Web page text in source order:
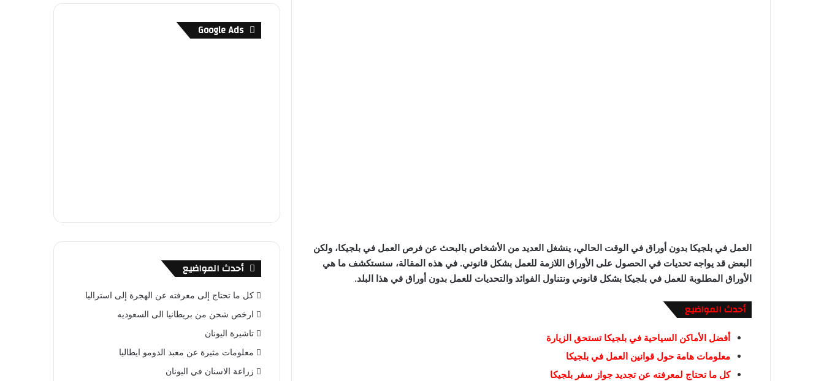
العمل في بلجيكا بدون أوراق في الوقت الحالي، ينشغل العديد من الأشخاص بالبحث عن فرص العمل في بلجيكا، ولكن
البعض قد يواجه تحديات في الحصول على الأوراق اللازمة للعمل بشكل قانوني. في هذه المقالة، سنستكشف ما هي
الأوراق المطلوبة للعمل في بلجيكا بشكل قانوني ونتناول الفوائد والتحديات للعمل بدون أوراق في هذا البلد.
أحدث المواضيع
أفضل الأماكن السياحية في بلجيكا تستحق الزيارة
معلومات هامة حول قوانين العمل في بلجيكا
كل ما تحتاج لمعرفته عن تجديد جواز سفر بلجيكا
Google Ads
أحدث المواضيع
كل ما تحتاج إلى معرفته عن الهجرة إلى استراليا
ارخص شحن من بريطانيا الى السعوديه
تاشيرة اليونان
معلومات مثيرة عن معبد الدومو ايطاليا
زراعة الاسنان في اليونان